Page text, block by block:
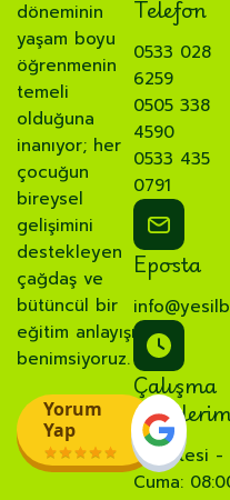
döneminin
yaşam boyu
öğrenmenin
temeli
olduğuna
inanıyor; her
çocuğun
bireysel
gelişimini
destekleyen
çağdaş ve
bütüncül bir
eğitim anlayışı
benimsiyoruz.
Yorum
Yap
Telefon
0533 028
6259
0505 338
4590
0533 435
0791
Eposta
Çalışma
Pazartesi -
Cuma: